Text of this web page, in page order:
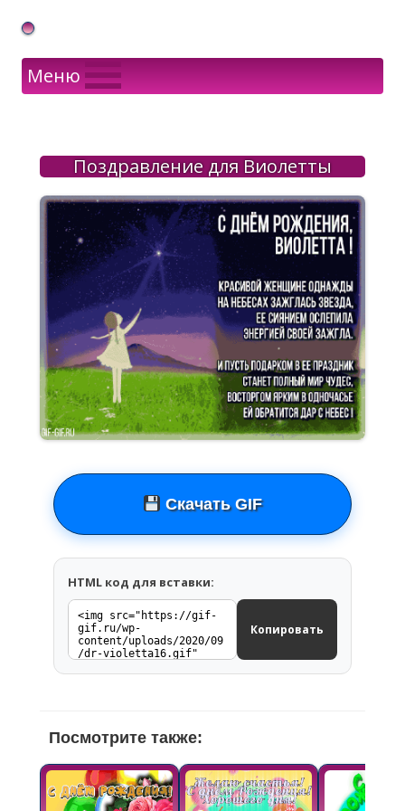
Gif Открытки в подарок
Меню
Поздравление для Виолетты
Скачать GIF
HTML код для вставки:
Копировать
Посмотрите также: